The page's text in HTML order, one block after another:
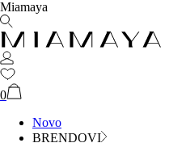
Miamaya
0
Novo
BRENDOVI